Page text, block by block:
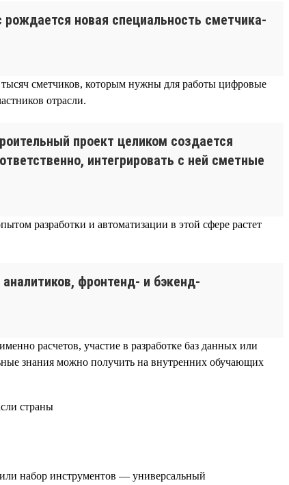
новая специальность сметчика-
тысяч сметчиков, которым нужны для работы цифровые
отрасли.
проект целиком создается
интегрировать с ней сметные
разработки и автоматизации в этой сфере растет
фронтенд- и бэкенд-
расчетов, участие в разработке баз данных или
знания можно получить на внутренних обучающих
набор инструментов — универсальный